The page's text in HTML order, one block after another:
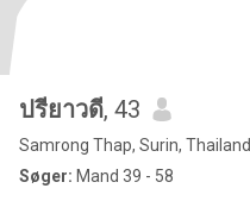
ปรียาวดี, 43
Samrong Thap, Surin, Thailand
Søger: Mand 39 - 58